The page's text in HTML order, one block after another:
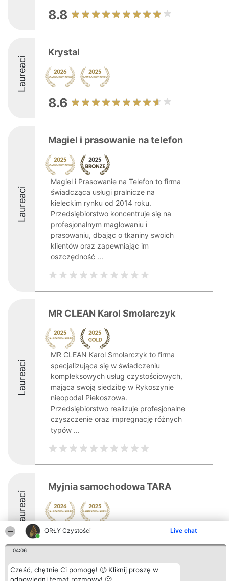
ORŁY Czystości Live chat
04:06
Cześć, chętnie Ci pomogę! 🙂 Kliknij proszę w
8.8
Laureaci
Krystal
8.6
Laureaci
Magiel i prasowanie na telefon
Magiel i Prasowanie na Telefon to firma
świadcząca usługi pralnicze na
kieleckim rynku od 2014 roku.
Przedsiębiorstwo koncentruje się na
profesjonalnym maglowaniu i
prasowaniu, dbając o tkaniny swoich
klientów oraz zapewniając im
oszczędność ...
Laureaci
MR CLEAN Karol Smolarczyk
MR CLEAN Karol Smolarczyk to firma
specjalizująca się w świadczeniu
kompleksowych usług czystościowych,
mająca swoją siedzibę w Rykoszynie
nieopodal Piekoszowa.
Przedsiębiorstwo realizuje profesjonalne
czyszczenie oraz impregnację różnych
typów ...
Laureaci
Myjnia samochodowa TARA
8.5
Organizator plebiscytu Plebiscyt Kontakt